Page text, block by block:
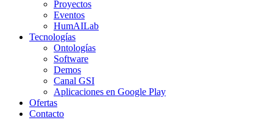
Proyectos
Eventos
HumAILab
Tecnologías
Ontologías
Software
Demos
Canal GSI
Aplicaciones en Google Play
Ofertas
Contacto